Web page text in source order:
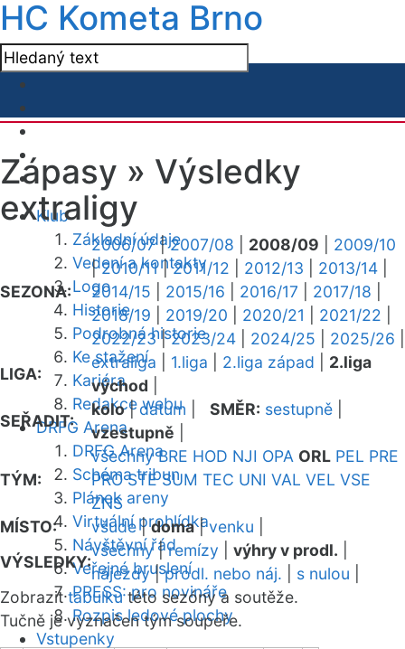
HC Kometa Brno
Klub
Základní údaje
Vedení a kontakty
Logo
Historie
Podrobná historie
Ke stažení
Kariéra
Redakce webu
DRFG Arena
DRFG Arena
Schéma tribun
Plánek areny
Virtuální prohlídka
Návštěvní řád
Veřejné bruslení
PRESS: pro novináře
Rozpis ledové plochy
Vstupenky
Zápasy » Výsledky
extraligy
SEZONA:
2006/07|2007/08 2008/09
2009/10
|2010/11|2011/12 2012/13 2013/14
2014/15
2015/16 2016/17 2017/18
2018/19
2019/20 2020/21 2021/22
2022/23|2023/24 2024/25 2025/26
LIGA:
extraliga 1.liga 2.liga západ
2.liga
východ
SEŘADIT:
kolo|datum SMĚR: sestupně
vzestupně
TÝM:
všechny BRE HOD NJI OPA ORL PEL PRE
PRO STE SUM TEC UNI VAL VEL VSE
ZNS
MÍSTO:
všude|doma|venku
VÝSLEDKY:
všechny|remízy výhry v prodl.
nájezdy|prodl. nebo náj. s nulou
Zobrazittabulkutéto sezóny a soutěže.
Tučně je vyznačen tým soupeře.